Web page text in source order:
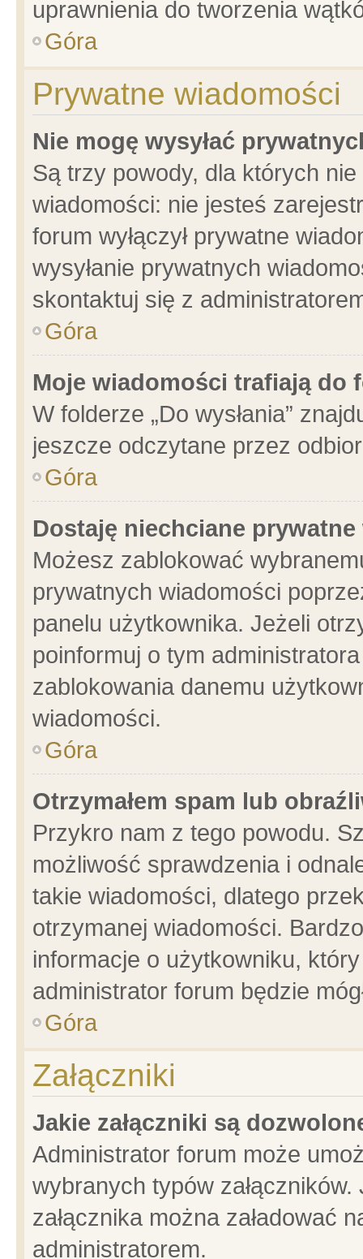
uprawnienia do tworzenia
Góra
Prywatne wiadomości
Nie mogę wysyłać
Są trzy powody, dla których
wiadomości: nie jesteś
forum wyłączył prywatne
wysyłanie prywatnych
skontaktuj się z
Góra
Moje wiadomości trafiają do
W folderze „Do wysłania”
jeszcze odczytane przez
Góra
Dostaję niechciane
Możesz zablokować
prywatnych wiadomości
panelu użytkownika. Jeżeli
poinformuj o tym
zablokowania danemu
wiadomości.
Góra
Otrzymałem spam lub
Przykro nam z tego powodu.
możliwość sprawdzenia i
takie wiadomości, dlatego
otrzymanej wiadomości.
informacje o użytkowniku,
administrator forum będzie
Góra
Załączniki
Jakie załączniki są
Administrator forum może
wybranych typów
załącznika można załadować
administratorem.